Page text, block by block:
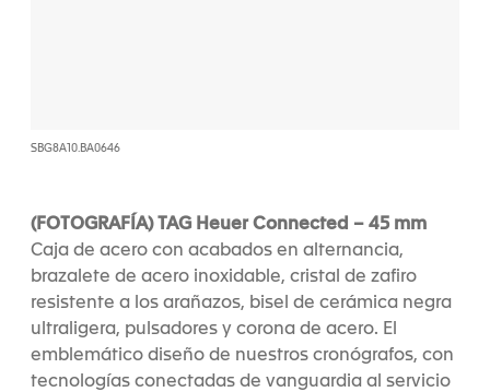
SBG8A10.BA0646
(FOTOGRAFÍA) TAG Heuer Connected – 45 mm
Caja de acero con acabados en alternancia,
brazalete de acero inoxidable, cristal de zafiro
resistente a los arañazos, bisel de cerámica negra
ultraligera, pulsadores y corona de acero. El
emblemático diseño de nuestros cronógrafos, con
tecnologías conectadas de vanguardia al servicio